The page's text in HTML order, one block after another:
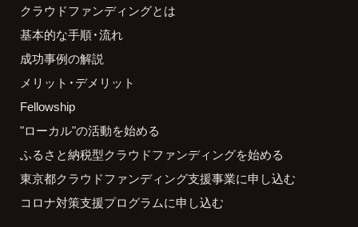
クラウドファンディングとは
基本的な手順・流れ
成功事例の解説
メリット・デメリット
Fellowship
"ローカル"の活動を始める
ふるさと納税型クラウドファンディングを始める
東京都クラウドファンディング支援事業に申し込む
コロナ対策支援プログラムに申し込む